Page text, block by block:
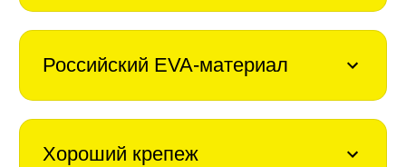
Российский EVA-материал
Хороший крепеж